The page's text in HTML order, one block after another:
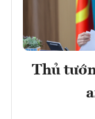
Thủ